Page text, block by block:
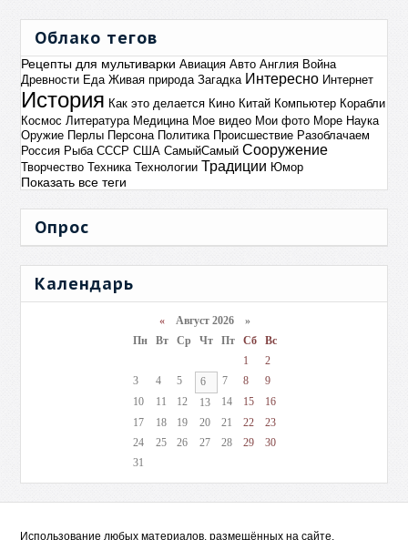
Облако тегов
Рецепты для мультиварки Авиация Авто Англия Война
Древности Еда Живая природа Загадка Интересно Интернет
История Как это делается Кино Китай Компьютер Корабли
Космос Литература Медицина Мое видео Мои фото Море Наука
Оружие Перлы Персона Политика Происшествие Разоблачаем
Россия Рыба СССР США СамыйСамый Сооружение
Творчество Техника Технологии Традиции Юмор
Показать все теги
Опрос
Календарь
«Август 2026 »
Пн
Вт Ср Чт Пт Сб
Вс
1
2
3
4 5 6 7 8
9
10
11 12 13 14 15
16
17
18 19 20 21 22
23
24
25 26 27 28 29
30
31
Использование любых материалов, размещённых на сайте,